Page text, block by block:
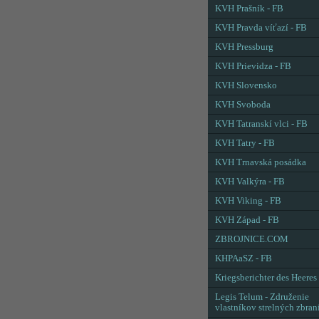
KVH Prašník - FB
KVH Pravda víťazí - FB
KVH Pressburg
KVH Prievidza - FB
KVH Slovensko
KVH Svoboda
KVH Tatranskí vlci - FB
KVH Tatry - FB
KVH Trnavská posádka
KVH Valkýra - FB
KVH Viking - FB
KVH Západ - FB
ZBROJNICE.COM
KHPAaSZ - FB
Kriegsberichter des Heeres
Legis Telum - Združenie
vlastníkov strelných